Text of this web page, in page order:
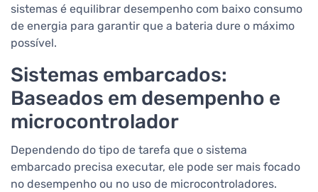
sistemas é equilibrar desempenho com baixo consumo
de energia para garantir que a bateria dure o máximo
possível.
Sistemas embarcados:
Baseados em desempenho e
microcontrolador
Dependendo do tipo de tarefa que o sistema
embarcado precisa executar, ele pode ser mais focado
no desempenho ou no uso de microcontroladores.